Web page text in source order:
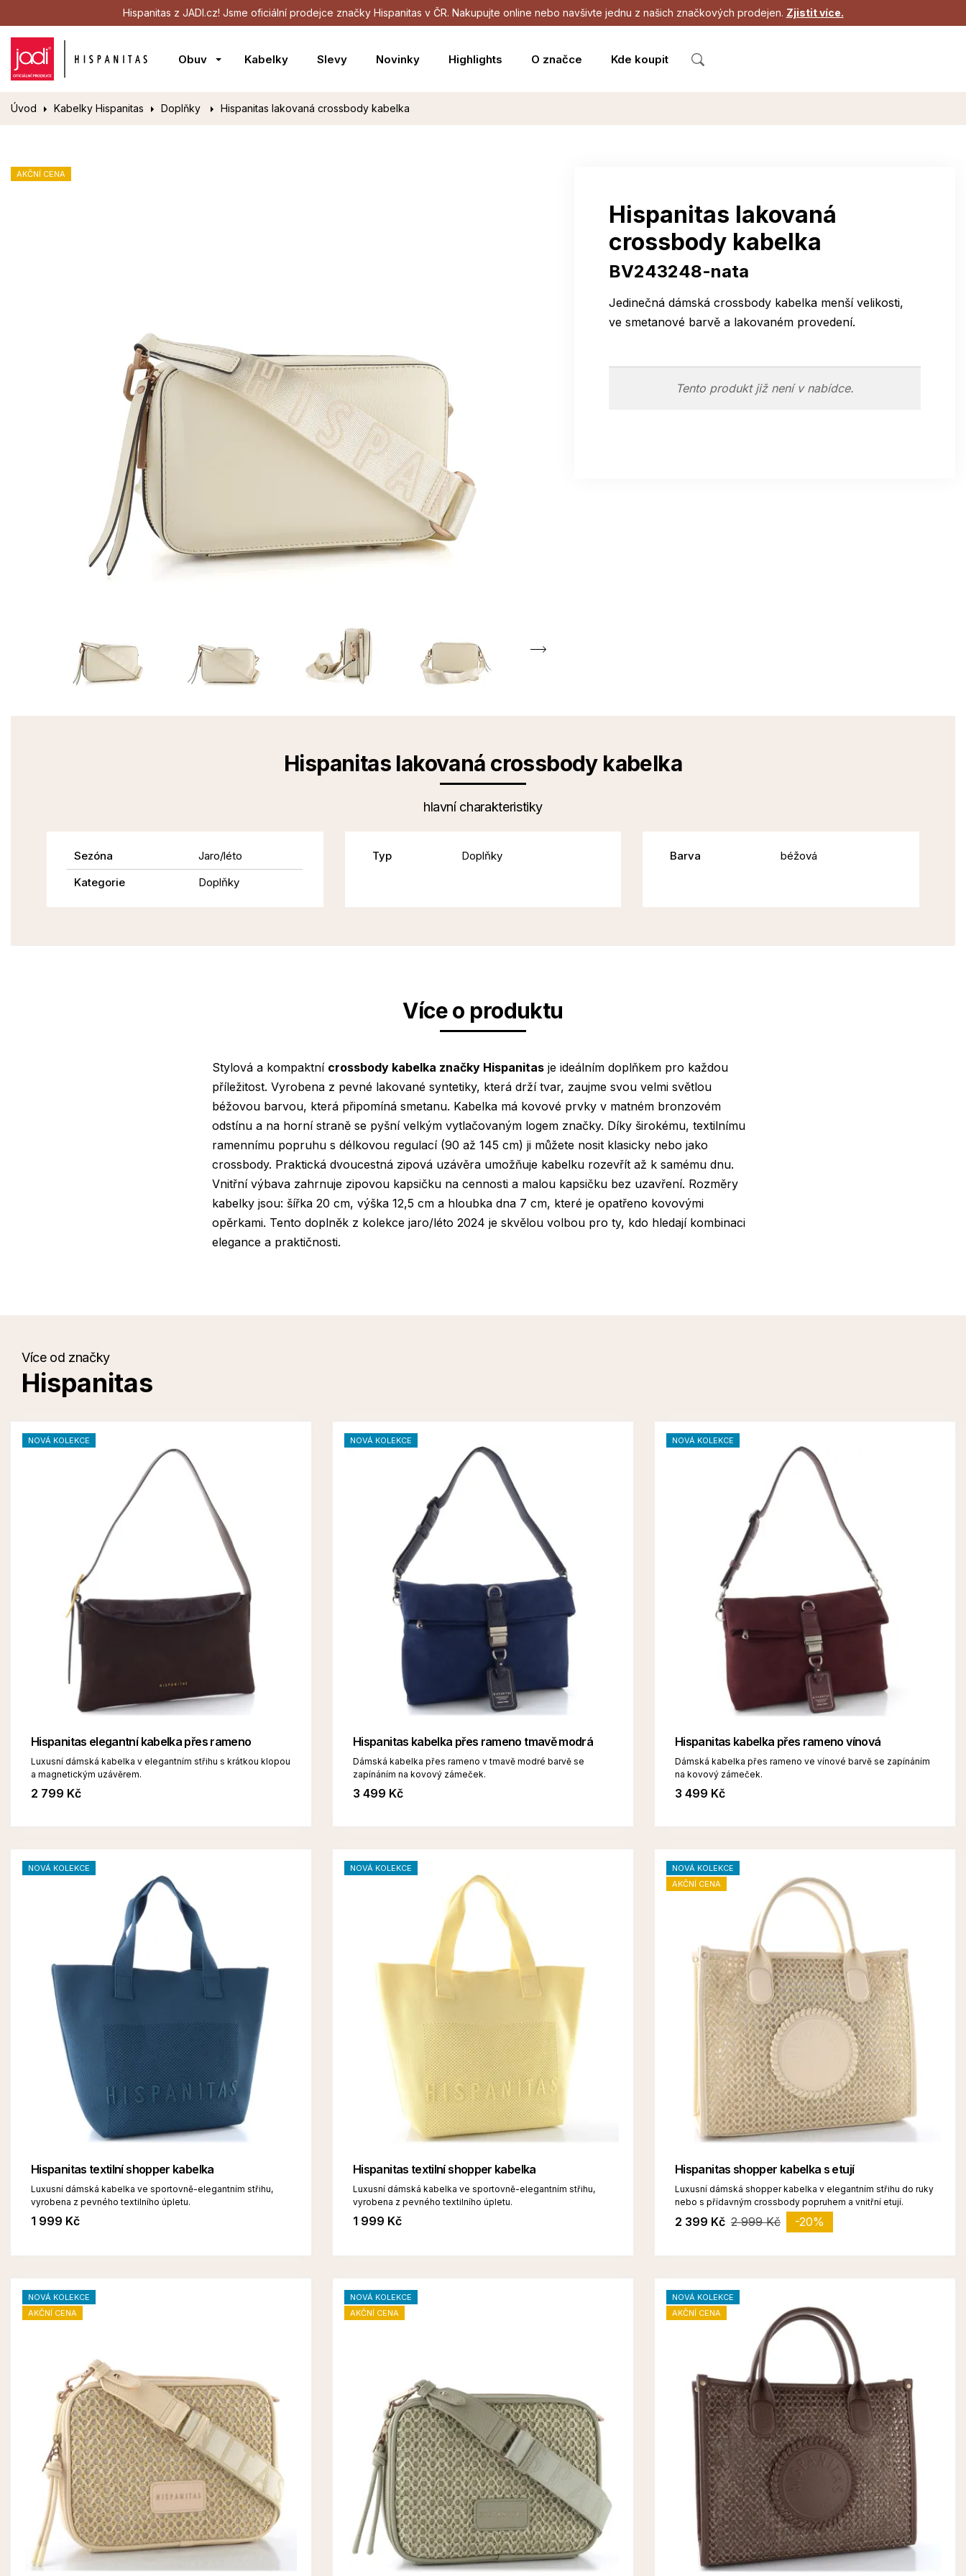
Hispanitas z JADI.cz! Jsme oficiální prodejce značky Hispanitas v ČR. Nakupujte online nebo navšivte jednu z našich značkových prodejen. Zjistit více.
Obuv Kabelky Slevy Novinky Highlights O značce Kde koupit
Úvod Kabelky Hispanitas Doplňky Hispanitas lakovaná crossbody kabelka
AKČNÍ CENA
Hispanitas lakovaná
crossbody kabelka
BV243248-nata
Jedinečná dámská crossbody kabelka menší velikosti,
ve smetanové barvě a lakovaném provedení.
Tento produkt již není v nabídce.
Hispanitas lakovaná crossbody kabelka
hlavní charakteristiky
Sezóna
Jaro/léto
Kategorie
Doplňky
Typ Doplňky Barva béžová
Více o produktu
Stylová a kompaktní crossbody kabelka značky Hispanitas je ideálním doplňkem pro každou
příležitost. Vyrobena z pevné lakované syntetiky, která drží tvar, zaujme svou velmi světlou
béžovou barvou, která připomíná smetanu. Kabelka má kovové prvky v matném bronzovém
odstínu a na horní straně se pyšní velkým vytlačovaným logem značky. Díky širokému, textilnímu
ramennímu popruhu s délkovou regulací (90 až 145 cm) ji můžete nosit klasicky nebo jako
crossbody. Praktická dvoucestná zipová uzávěra umožňuje kabelku rozevřít až k samému dnu.
Vnitřní výbava zahrnuje zipovou kapsičku na cennosti a malou kapsičku bez uzavření. Rozměry
kabelky jsou: šířka 20 cm, výška 12,5 cm a hloubka dna 7 cm, které je opatřeno kovovými
opěrkami. Tento doplněk z kolekce jaro/léto 2024 je skvělou volbou pro ty, kdo hledají kombinaci
elegance a praktičnosti.
Více od značky
Hispanitas
NOVÁ KOLEKCE
Hispanitas elegantní kabelka přes rameno
Luxusní dámská kabelka v elegantním střihu s krátkou klopou
a magnetickým uzávěrem.
2 799 Kč
NOVÁ KOLEKCE
Hispanitas kabelka přes rameno tmavě modrá
Dámská kabelka přes rameno v tmavě modré barvě se
zapínáním na kovový zámeček.
3 499 Kč
NOVÁ KOLEKCE
Hispanitas kabelka přes rameno vínová
Dámská kabelka přes rameno ve vínové barvě se zapínáním
na kovový zámeček.
3 499 Kč
NOVÁ KOLEKCE
Hispanitas textilní shopper kabelka
Luxusní dámská kabelka ve sportovně-elegantním střihu,
vyrobena z pevného textilního úpletu.
1 999 Kč
NOVÁ KOLEKCE
Hispanitas textilní shopper kabelka
Luxusní dámská kabelka ve sportovně-elegantním střihu,
vyrobena z pevného textilního úpletu.
1 999 Kč
NOVÁ KOLEKCE
AKČNÍ CENA
Hispanitas shopper kabelka s etují
Luxusní dámská shopper kabelka v elegantním střihu do ruky
nebo s přídavným crossbody popruhem a vnitřní etují.
2 399 Kč 2 999 Kč -20%
NOVÁ KOLEKCE
AKČNÍ CENA
NOVÁ KOLEKCE
AKČNÍ CENA
NOVÁ KOLEKCE
AKČNÍ CENA